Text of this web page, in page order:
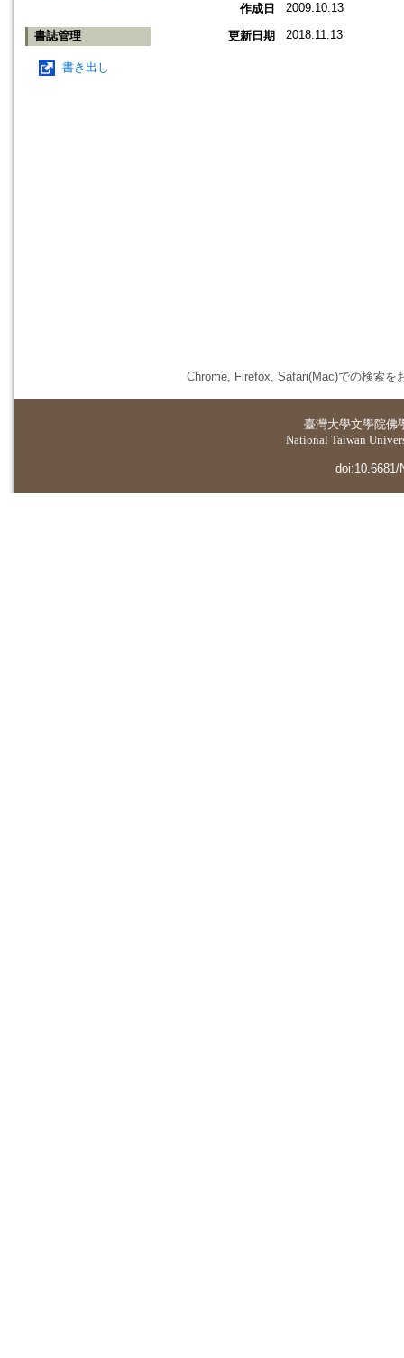
書誌管理
書き出し
作成日 2009.10.13
更新日期 2018.11.13
Chrome, Firefox, Safari(Mac)での検索を
臺灣大學文學院佛
National Taiwan
doi:10.6681/